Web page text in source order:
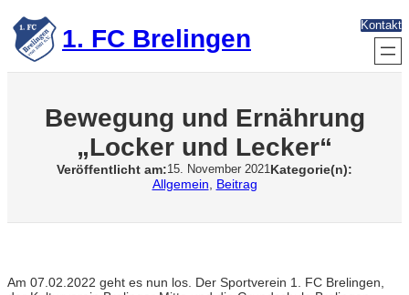
Zum
Inhalt
springen 1. FC Brelingen Kontakt
Bewegung und Ernährung
„Locker und Lecker“
Veröffentlicht am:15. November 2021 Kategorie(n):
Allgemein
Beitrag
Am 07.02.2022 geht es nun los. Der Sportverein 1. FC Brelingen,